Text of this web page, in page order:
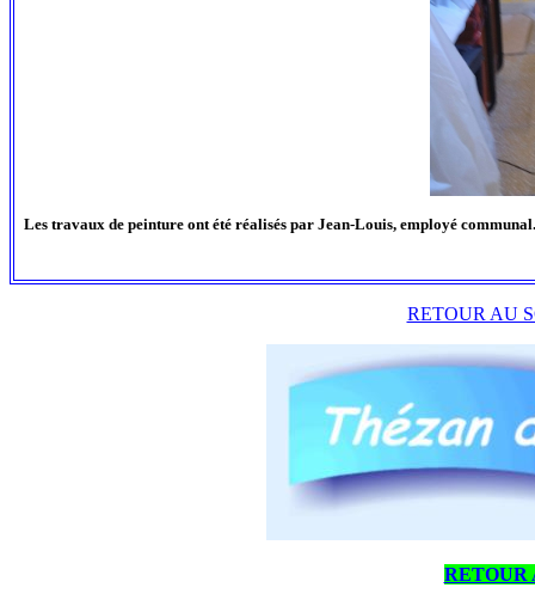
Les travaux de peinture ont été réalisés par Jean-Louis, employé
RETOUR AU
RETOUR